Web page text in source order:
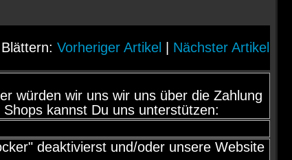
Blättern: Vorheriger Artikel Nächster Artikel
würden wir uns wir uns über die Zahlung
kannst Du uns unterstützen:
deaktivierst und/oder unsere Website